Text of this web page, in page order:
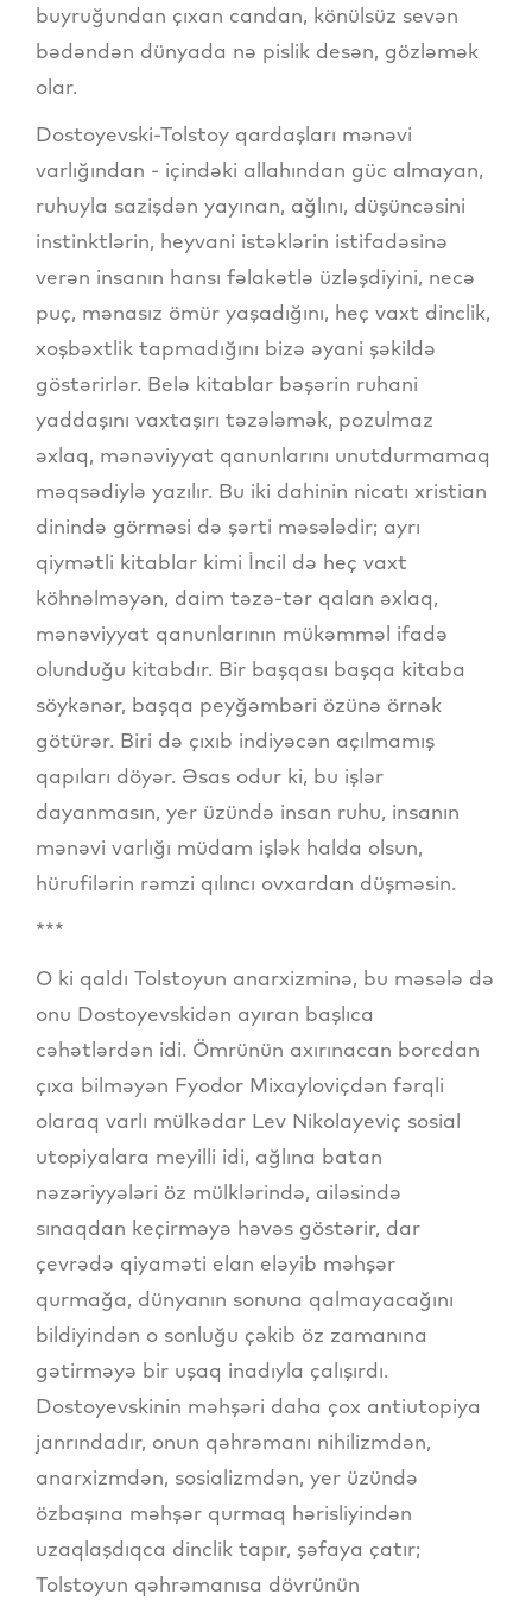
buyruğundan çıxan candan, könülsüz sevən
bədəndən dünyada nə pislik desən, gözləmək
olar.
Dostoyevski-Tolstoy qardaşları mənəvi
varlığından - içindəki allahından güc almayan,
ruhuyla sazişdən yayınan, ağlını, düşüncəsini
instinktlərin, heyvani istəklərin istifadəsinə
verən insanın hansı fəlakətlə üzləşdiyini, necə
puç, mənasız ömür yaşadığını, heç vaxt dinclik,
xoşbəxtlik tapmadığını bizə əyani şəkildə
göstərirlər. Belə kitablar bəşərin ruhani
yaddaşını vaxtaşırı təzələmək, pozulmaz
əxlaq, mənəviyyat qanunlarını unutdurmamaq
məqsədiylə yazılır. Bu iki dahinin nicatı xristian
dinində görməsi də şərti məsələdir; ayrı
qiymətli kitablar kimi İncil də heç vaxt
köhnəlməyən, daim təzə-tər qalan əxlaq,
mənəviyyat qanunlarının mükəmməl ifadə
olunduğu kitabdır. Bir başqası başqa kitaba
söykənər, başqa peyğəmbəri özünə örnək
götürər. Biri də çıxıb indiyəcən açılmamış
qapıları döyər. Əsas odur ki, bu işlər
dayanmasın, yer üzündə insan ruhu, insanın
mənəvi varlığı müdam işlək halda olsun,
hürufilərin rəmzi qılıncı ovxardan düşməsin.
***
O ki qaldı Tolstoyun anarxizminə, bu məsələ də
onu Dostoyevskidən ayıran başlıca
cəhətlərdən idi. Ömrünün axırınacan borcdan
çıxa bilməyən Fyodor Mixayloviçdən fərqli
olaraq varlı mülkədar Lev Nikolayeviç sosial
utopiyalara meyilli idi, ağlına batan
nəzəriyyələri öz mülklərində, ailəsində
sınaqdan keçirməyə həvəs göstərir, dar
çevrədə qiyaməti elan eləyib məhşər
qurmağa, dünyanın sonuna qalmayacağını
bildiyindən o sonluğu çəkib öz zamanına
gətirməyə bir uşaq inadıyla çalışırdı.
Dostoyevskinin məhşəri daha çox antiutopiya
janrındadır, onun qəhrəmanı nihilizmdən,
anarxizmdən, sosializmdən, yer üzündə
özbaşına məhşər qurmaq hərisliyindən
uzaqlaşdıqca dinclik tapır, şəfaya çatır;
Tolstoyun qəhrəmanısa dövrünün